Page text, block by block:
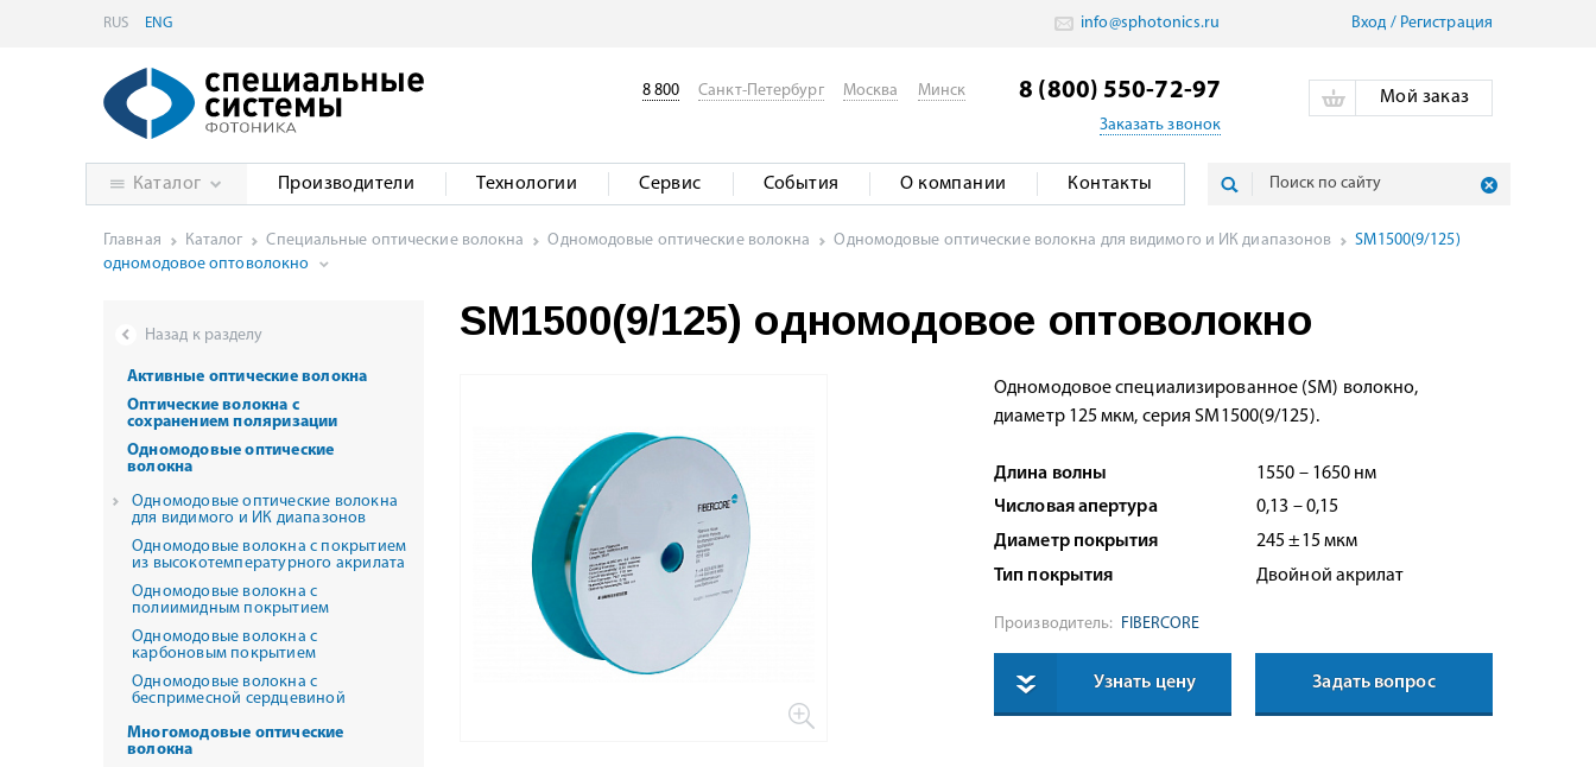
Главная Каталог Специальные оптические волокна Одномодовые оптические волокна Одномодовые оптические волокна для видимого и ИК диапазонов
SM1500(9/125)
одномодовое оптоволокно
SM1500(9/125) одномодовое оптоволокно
Одномодовое специализированное (SM) волокно,
диаметр 125 мкм, серия SM1500(9/125).
Длина волны
1550 – 1650 нм
Числовая апертура
0,13 – 0,15
Диаметр покрытия
245 ±15 мкм
Тип покрытия
Двойной акрилат
Производитель: FIBERCORE
Узнать цену Задать вопрос
Назад к разделу
Активные оптические волокна
Оптические волокна с
сохранением поляризации
Одномодовые оптические
волокна
Одномодовые оптические волокна
для видимого и ИК диапазонов
Одномодовые волокна с покрытием
из высокотемпературного акрилата
Одномодовые волокна с
полиимидным покрытием
Одномодовые волокна с
карбоновым покрытием
Одномодовые волокна с
беспримесной сердцевиной
Многомодовые оптические
волокна
Вход / Pегистрация
info@sphotonics.ru
RUS ENG
Мой заказ
8 800 Санкт-Петербург Москва Минск 8 (800) 550-72-97
Заказать звонок
Каталог Производители Технологии Сервис События О компании Контакты